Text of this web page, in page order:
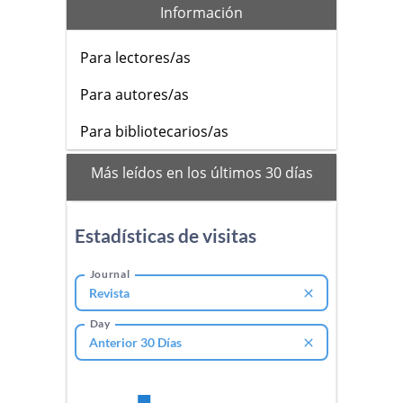
Información
Para lectores/as
Para autores/as
Para bibliotecarios/as
mas_vistos
Más leídos en los últimos 30 días